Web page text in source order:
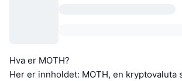
Hva er MOTH?
Her er innholdet: MOTH, en kryptovaluta